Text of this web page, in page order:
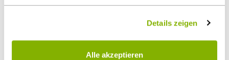
Details zeigen
Alle akzeptieren